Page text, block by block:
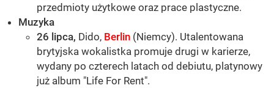
przedmioty użytkowe oraz prace plastyczne.
Muzyka
26 lipca, Dido, Berlin (Niemcy). Utalentowana
brytyjska wokalistka promuje drugi w karierze,
wydany po czterech latach od debiutu, platynowy
już album "Life For Rent".